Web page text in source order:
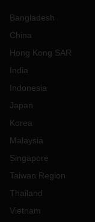
Bangladesh
China
Hong Kong SAR
India
Indonesia
Japan
Korea
Malaysia
Singapore
Taiwan Region
Thailand
Vietnam